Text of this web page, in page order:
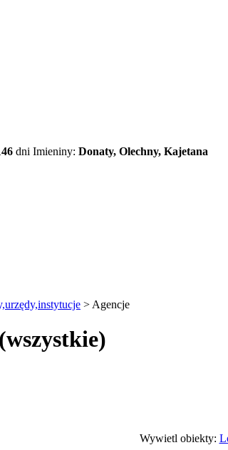
dni Imieniny: Donaty, Olechny, Kajetana
> Agencje
Wywietl obiekty: